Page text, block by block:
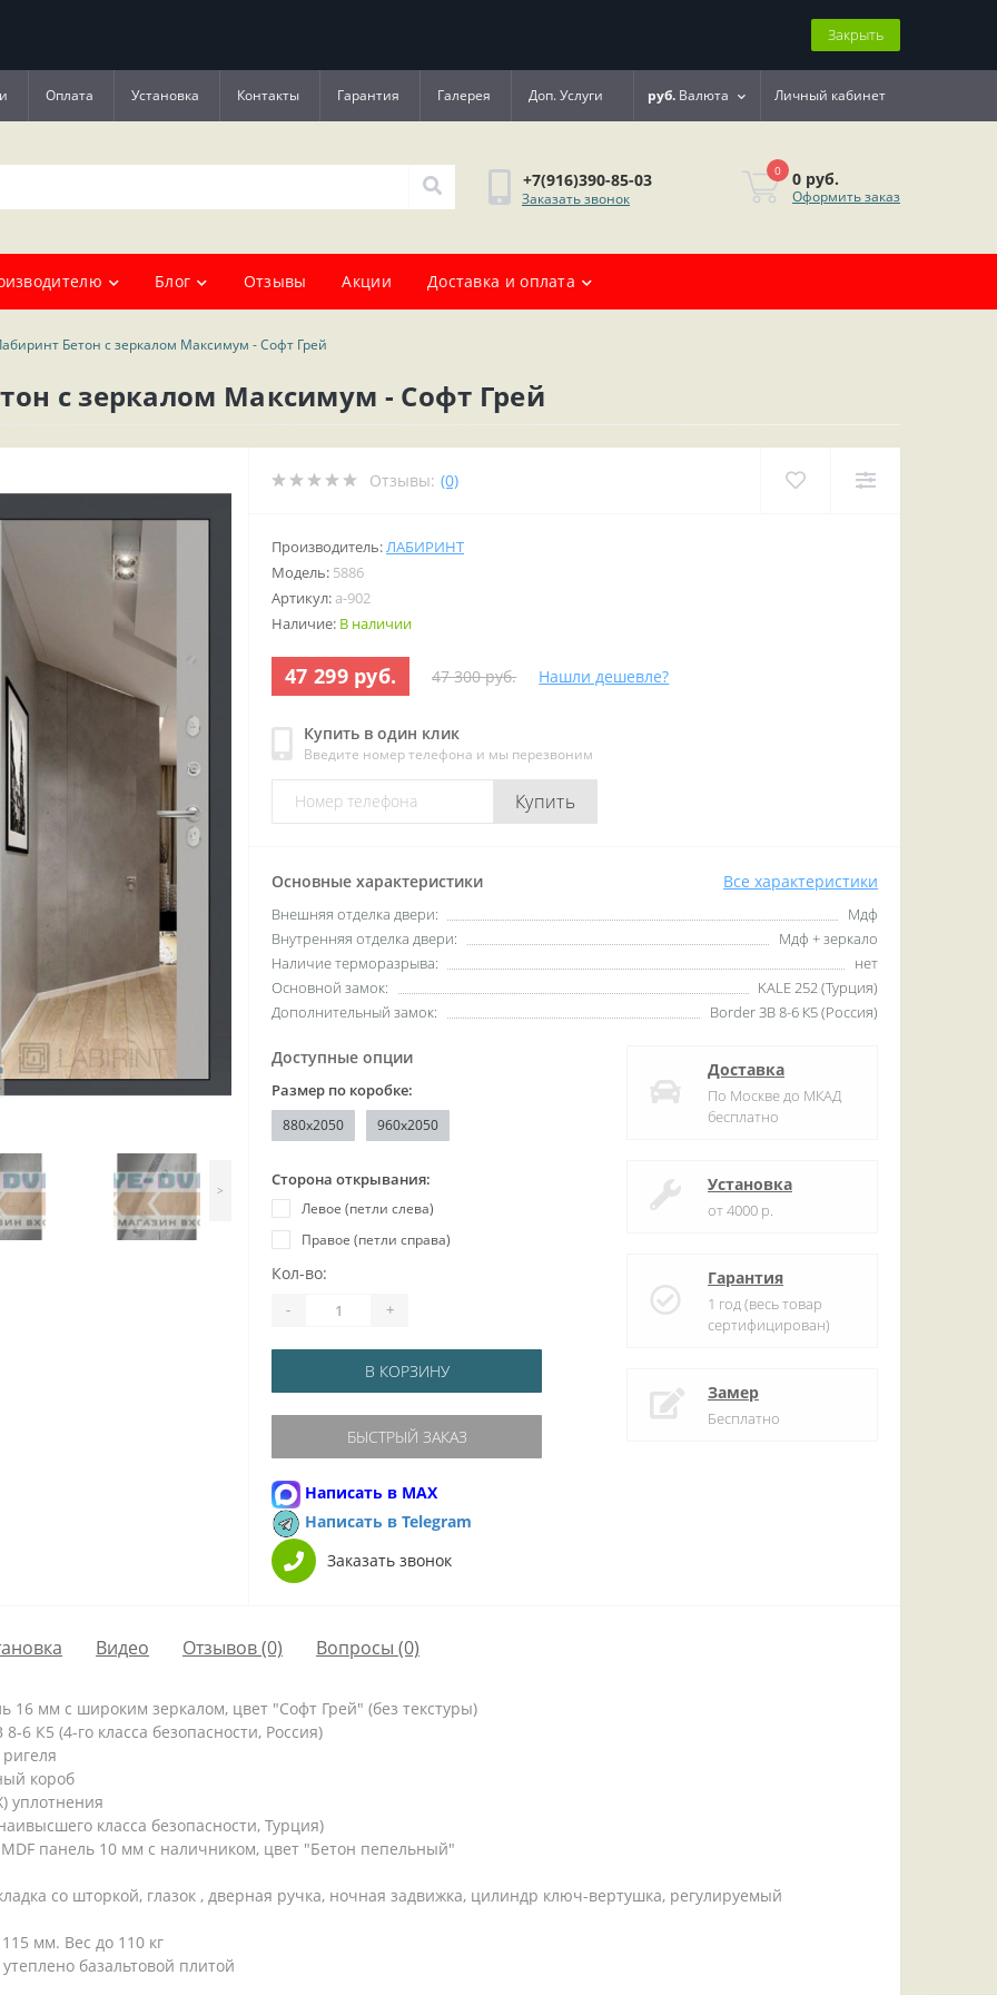
Закрыть
Оплата Установка Контакты Гарантия Галерея Доп. Услуги руб. Валюта Личный кабинет
+7(916)390-85-03
Заказать звонок
0 0 руб.
Оформить заказ
Блог Отзывы Акции Доставка и оплата
Бетон с зеркалом Максимум - Софт Грей
с зеркалом Максимум - Софт Грей
>
Отзывы: (0)
Производитель: ЛАБИРИНТ
Модель: 5886
Артикул: a-902
Наличие: В наличии
47 299 руб. 47 300 руб. Нашли дешевле?
Купить в один клик
Введите номер телефона и мы перезвоним
Купить
Основные характеристики Все характеристики
Внешняя отделка двери:
Мдф
Внутренняя отделка двери:
Мдф + зеркало
Наличие терморазрыва:
нет
Основной замок:
KALE 252 (Турция)
Дополнительный замок:
Border ЗВ 8-6 К5 (Россия)
Доступные опции
Размер по коробке:
880x2050 960x2050
Сторона открывания:
Левое (петли слева)
Правое (петли справа)
Кол-во:
- +
В КОРЗИНУ
БЫСТРЫЙ ЗАКАЗ
Написать в MAX
Написать в Telegram
Заказать звонок
Доставка
По Москве до МКАД
бесплатно
Установка
от 4000 р.
Гарантия
1 год (весь товар
сертифицирован)
Замер
Бесплатно
Видео Отзывов (0) Вопросы (0)
16 мм с широким зеркалом, цвет "Софт Грей" (без текстуры)
К5 (4-го класса безопасности, Россия)
короб
уплотнения
класса безопасности, Турция)
панель 10 мм с наличником, цвет "Бетон пепельный"
со шторкой, глазок , дверная ручка, ночная задвижка, цилиндр ключ-вертушка, регулируемый
мм. Вес до 110 кг
базальтовой плитой